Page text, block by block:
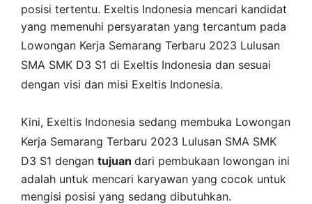
posisi tertentu. Exeltis Indonesia mencari kandidat
yang memenuhi persyaratan yang tercantum pada
Lowongan Kerja Semarang Terbaru 2023 Lulusan
SMA SMK D3 S1 di Exeltis Indonesia dan sesuai
dengan visi dan misi Exeltis Indonesia.
Kini, Exeltis Indonesia sedang membuka Lowongan
Kerja Semarang Terbaru 2023 Lulusan SMA SMK
D3 S1 dengan tujuan dari pembukaan lowongan ini
adalah untuk mencari karyawan yang cocok untuk
mengisi posisi yang sedang dibutuhkan.